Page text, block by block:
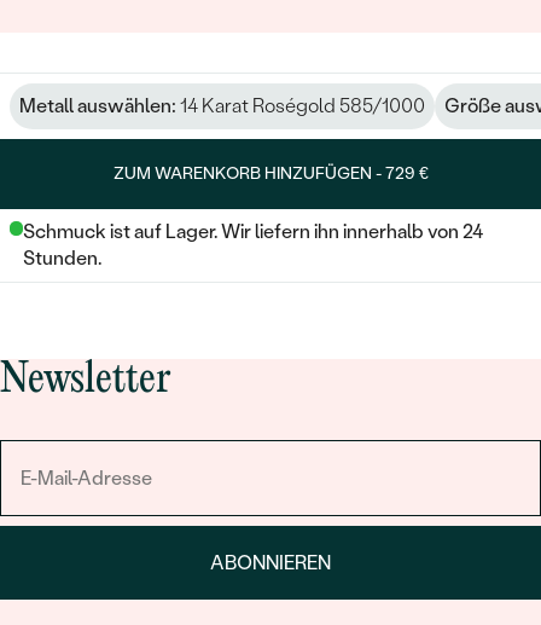
Metall auswählen: 14 Karat Roségold 585/1000 Größe
ZUM WARENKORB HINZUFÜGEN -729 €
Schmuck ist auf Lager. Wir liefern ihn innerhalb von 24
Stunden.
Newsletter
ABONNIEREN